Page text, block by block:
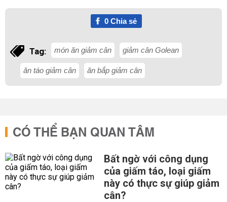
0Chia sẻ
Tag: món ăn giảm cân giảm cân Golean
ăn táo giảm cân ăn bắp giảm cân
CÓ THỂ BẠN QUAN TÂM
Bất ngờ với công dụng
của giấm táo, loại giấm
này có thực sự giúp giảm
cân?